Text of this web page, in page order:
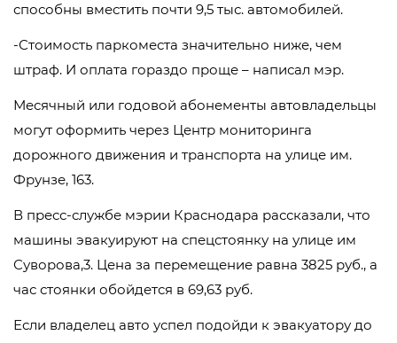
способны вместить почти 9,5 тыс. автомобилей.
-Стоимость паркоместа значительно ниже, чем
штраф. И оплата гораздо проще – написал мэр.
Месячный или годовой абонементы автовладельцы
могут оформить через Центр мониторинга
дорожного движения и транспорта на улице им.
Фрунзе, 163.
В пресс-службе мэрии Краснодара рассказали, что
машины эвакуируют на спецстоянку на улице им
Суворова,3. Цена за перемещение равна 3825 руб., а
час стоянки обойдется в 69,63 руб.
Если владелец авто успел подойди к эвакуатору до